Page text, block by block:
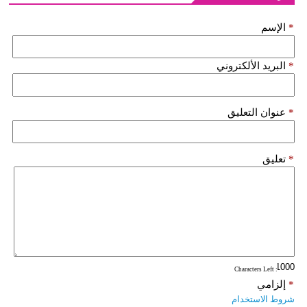
الإسم *
البريد الألكتروني *
عنوان التعليق *
تعليق *
: Characters Left
إلزامي *
شروط الاستخدام